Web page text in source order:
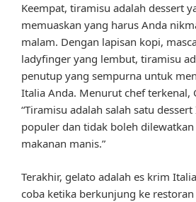
Keempat, tiramisu adalah dessert
memuaskan yang harus Anda
malam. Dengan lapisan kopi,
ladyfinger yang lembut, tiramisu
penutup yang sempurna untuk
Italia Anda. Menurut chef terkenal,
“Tiramisu adalah salah satu
populer dan tidak boleh
makanan manis.”
Terakhir, gelato adalah es krim
coba ketika berkunjung ke